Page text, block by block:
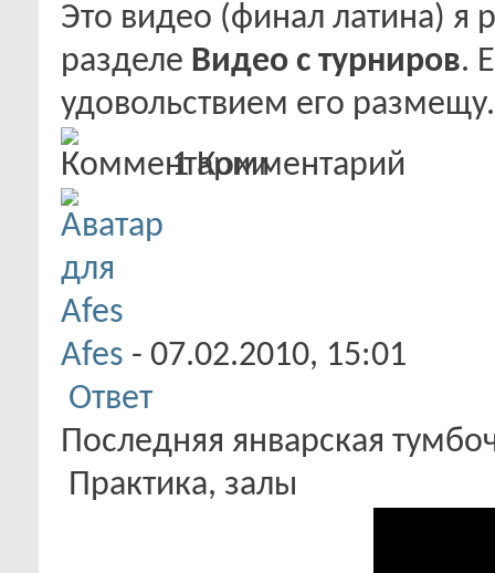
Это видео (финал латина) я
разделе Видео с турниров.
удовольствием его размещу.
1 Комментарий
Afes - 07.02.2010, 15:01
Ответ
Последняя январская
Практика, залы